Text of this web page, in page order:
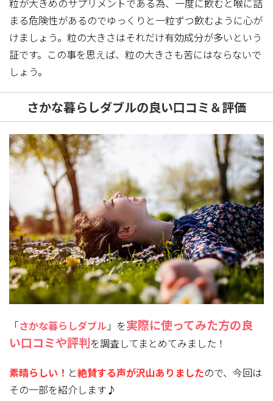
粒が大きめのサプリメントである為、一度に飲むと喉に詰
まる危険性があるのでゆっくりと一粒ずつ飲むように心が
けましょう。粒の大きさはそれだけ有効成分が多いという
証です。この事を思えば、粒の大きさも苦にはならないで
しょう。
さかな暮らしダブルの良い口コミ＆評価
「さかな暮らしダブル 」を実際に使ってみた方の良
い口コミや評判を調査してまとめてみました！
素晴らしい！ と絶賛する声が沢山ありましたので、今回は
その一部を紹介します♪